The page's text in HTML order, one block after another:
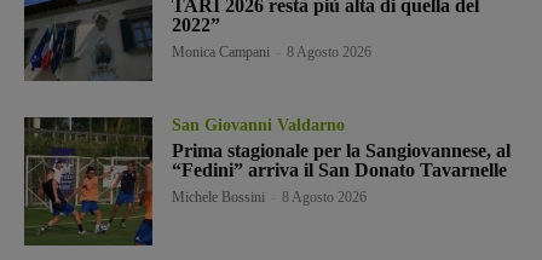
TARI 2026 resta più alta di quella del
2022”
Monica Campani 8 Agosto 2026
San Giovanni Valdarno
Prima stagionale per la Sangiovannese, al
“Fedini” arriva il San Donato Tavarnelle
Michele Bossini 8 Agosto 2026